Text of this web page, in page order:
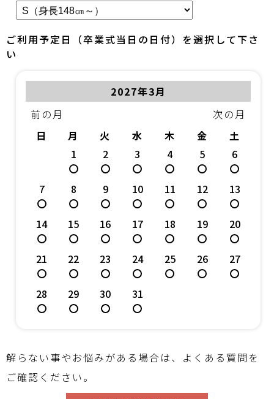
ご利用予定日（卒業式当日の日付）を選択して下さ
い
2027年3月
前の月
次の月
日
月 火 水 木 金
土
1
2 3 4 5 6
7 8 9 10 11 12 13
14 15 16 17 18 19 20
21 22 23 24 25 26 27
28 29 30 31
解らない事やお悩みがある場合は、よくある質問を
ご確認ください。